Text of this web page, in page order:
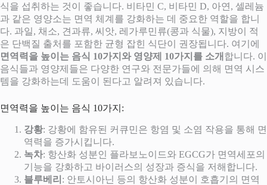
식을 섭취하는 것이 좋습니다. 비타민 C, 비타민 D, 아연, 셀레늄
과 같은 영양소는 면역 체계를 강화하는 데 중요한 역할을 합니
다. 과일, 채소, 견과류, 씨앗, 레가루민류(콩과 식물), 지방이 적
은 단백질 출처를 포함한 균형 잡힌 식단이 권장됩니다. 여기에
면역력을 높이는 음식 10가지와 영양제 10가지를 소개 합니다. 이
음식들과 영양제들은 다양한 연구와 전문가들에 의해 면역 시스
템을 강화하는데 도움이 된다고 알려져 있습니다.
면역력을 높이는 음식 10가지:
강황: 강황에 함유된 커큐민은 항염 및 소염 작용을 통해 면
역력을 증가시킵니다​​.
녹차: 항산화 성분인 플라보노이드와 EGCG가 면역세포의
기능을 강화하고 바이러스의 성장과 증식을 저해합니다​​.
블루베리 : 안토시아닌 등의 항산화 성분이 호흡기의 면역